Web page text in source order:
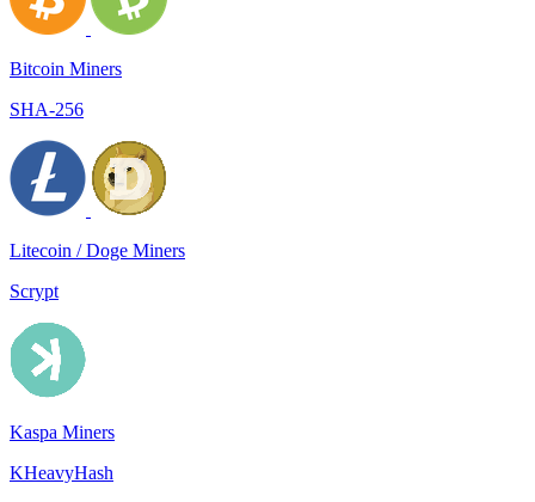
Bitcoin Miners
SHA-256
Litecoin / Doge Miners
Scrypt
Kaspa Miners
KHeavyHash